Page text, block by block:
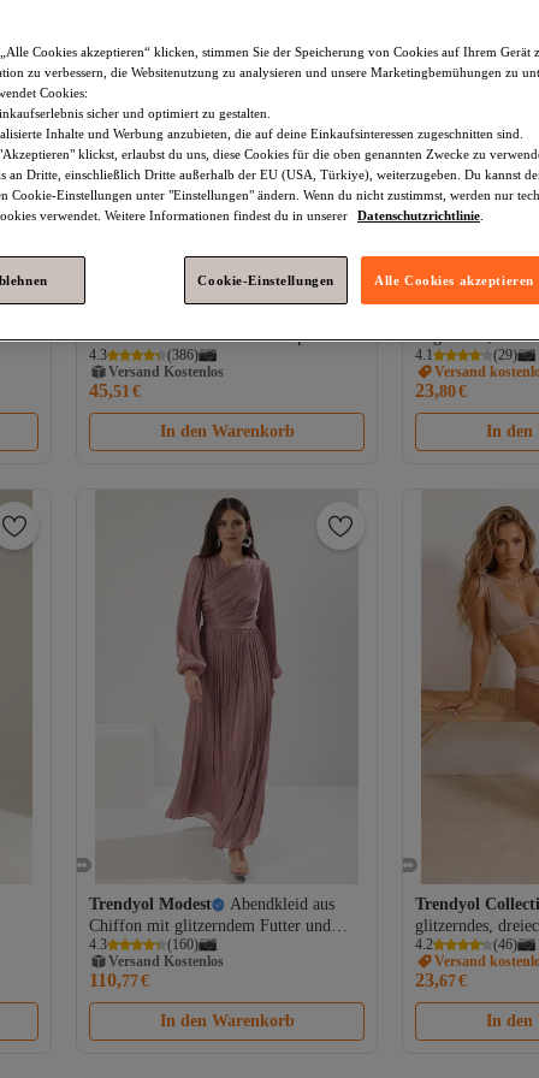
Platz 9 der Bestseller
Chiffon-Abendkleid mit Schärpendetail
und glitzerndem Futter
TCTAW25DB00012
4.3 (386)
Versand Kostenlos
Gratis Versand
Versand Kostenlos
45,51 €
In den Warenkorb
trägerloses,
normaler, hoher
Accessoires
4.1 (29)
Versand
23,80€
In den
Trendyol Modest
Abendkleid aus
Chiffon mit glitzerndem Futter und
Pudergürtel TCTAW25DB00012
4.3 (160)
Versand Kostenlos
Gratis Versand
Versand Kostenlos
110,77€
In den Warenkorb
Trendyol
glitzerndes,
Set mit
4.2 (46)
Versand
23,67€
In den
Cookies akzeptieren“ klicken, stimmen Sie der Speicherung von Cookies auf Ihrem Gerät
zu verbessern, die Websitenutzung zu analysieren und unsere Marketingbemühungen zu
Cookies:
sicher und optimiert zu gestalten.
Inhalte und Werbung anzubieten, die auf deine Einkaufsinteressen zugeschnitten sind.
klickst, erlaubst du uns, diese Cookies für die oben genannten Zwecke zu
an Dritte, einschließlich Dritte außerhalb der EU (USA, Türkiye), weiterzugeben. Du kannst
Cookie-Einstellungen unter "Einstellungen" ändern. Wenn du nicht zustimmst, werden nur
verwendet. Weitere Informationen findest du in unserer
Datenschutzrichtlinie
Cookie-Einstellungen Alle Cookies akzeptieren